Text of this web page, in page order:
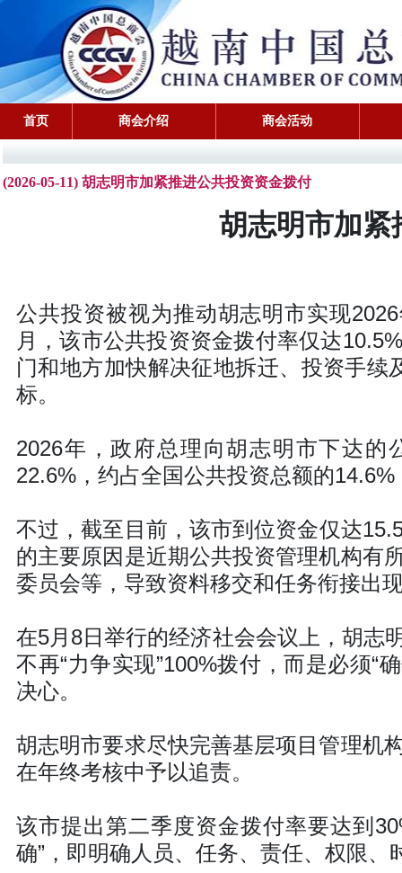
首页 商会介绍 商会活动
(2026-05-11) 胡志明市加紧推进公共投资资金拨付
胡志明市加紧
公共投资被视为推动胡志明市实现
月，该市公共投资资金拨付率仅达
门和地方加快解决征地拆迁、投资手
标。
2026年，政府总理向胡志明市下达的
22.6%，约占全国公共投资总额的
不过，截至目前，该市到位资金仅达
的主要原因是近期公共投资管理机构有
委员会等，导致资料移交和任务衔接出
在5月8日举行的经济社会会议上，胡志
不再“力争实现”100%拨付，而是必须“
决心。
胡志明市要求尽快完善基层项目管理机
在年终考核中予以追责。
该市提出第二季度资金拨付率要达到
确”，即明确人员、任务、责任、权限